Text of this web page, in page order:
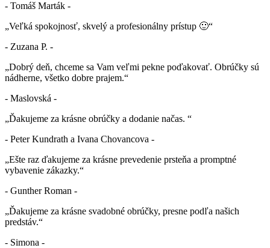
- Tomáš Marták -
„Veľká spokojnosť, skvelý a profesionálny prístup 🙂“
- Zuzana P. -
„Dobrý deň, chceme sa Vam veľmi pekne poďakovať. Obrúčky sú
nádherne, všetko dobre prajem.“
- Maslovská -
„Ďakujeme za krásne obrúčky a dodanie načas. “
- Peter Kundrath a Ivana Chovancova -
„Ešte raz ďakujeme za krásne prevedenie prsteňa a promptné
vybavenie zákazky.“
- Gunther Roman -
„Ďakujeme za krásne svadobné obrúčky, presne podľa našich
predstáv.“
- Simona -